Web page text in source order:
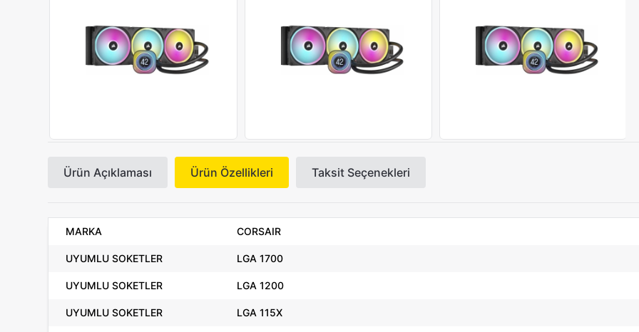
Ürün Açıklaması Ürün Özellikleri Taksit Seçenekleri
MARKA CORSAIR
UYUMLU SOKETLER LGA 1700
UYUMLU SOKETLER LGA 1200
UYUMLU SOKETLER LGA 115X